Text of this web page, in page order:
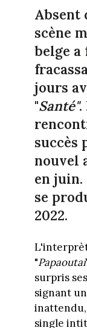
Absent
scène
belge
jours
"Santé".
succès
nouvel
en juin.
se
2022.
"Papaoutai
surpris
signant
inattendu,
single